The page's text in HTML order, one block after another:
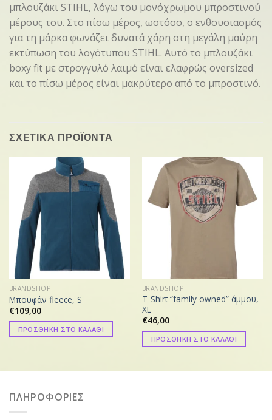
μπλουζάκι STIHL, λόγω του μονόχρωμου μπροστινού
μέρους του. Στο πίσω μέρος, ωστόσο, ο ενθουσιασμός
για τη μάρκα φωνάζει δυνατά χάρη στη μεγάλη μαύρη
εκτύπωση του λογότυπου STIHL. Αυτό το μπλουζάκι
boxy fit με στρογγυλό λαιμό είναι ελαφρώς oversized
και το πίσω μέρος είναι μακρύτερο από το μπροστινό.
ΣΧΕΤΙΚΑ ΠΡΟΪΟΝΤΑ
BRANDSHOP
Μπουφάν fleece, S
€109,00
ΠΡΟΣΘΗΚΗ ΣΤΟ ΚΑΛΑΘΙ
BRANDSHOP
T-Shirt “family owned” άμμου,
XL
€46,00
ΠΡΟΣΘΗΚΗ ΣΤΟ ΚΑΛΑΘΙ
ΠΛΗΡΟΦΟΡΙΕΣ